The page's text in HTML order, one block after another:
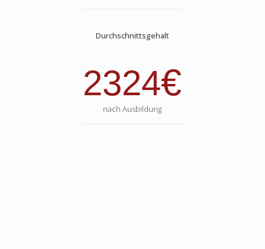
Durchschnittsgehalt
2324€
nach Ausbildung